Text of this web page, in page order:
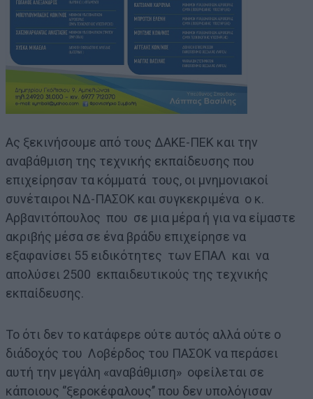
Ας ξεκινήσουμε από τους ΔΑΚΕ-ΠΕΚ και την
αναβάθμιση της τεχνικής εκπαίδευσης που
επιχείρησαν τα κόμματά τους, οι μνημονιακοί
συνέταιροι ΝΔ-ΠΑΣΟΚ και συγκεκριμένα ο κ.
Αρβανιτόπουλος που σε μια μέρα ή για να είμαστε
ακριβής μέσα σε ένα βράδυ επιχείρησε να
εξαφανίσει 55 ειδικότητες των ΕΠΑΛ και να
απολύσει 2500 εκπαιδευτικούς της τεχνικής
εκπαίδευσης.
Το ότι δεν το κατάφερε ούτε αυτός αλλά ούτε ο
διάδοχός του Λοβέρδος του ΠΑΣΟΚ να περάσει
αυτή την μεγάλη «αναβάθμιση» οφείλεται σε
κάποιους ‘’ξεροκέφαλους’’ που δεν υπολόγισαν